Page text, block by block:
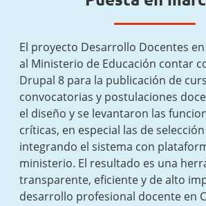
El proyecto Desarrollo Docentes
al Ministerio de Educación contar
Drupal 8 para la publicación de
convocatorias y postulaciones
el diseño y se levantaron las
críticas, en especial las de
integrando el sistema con
ministerio. El resultado es una
transparente, eficiente y de alto
desarrollo profesional docente en